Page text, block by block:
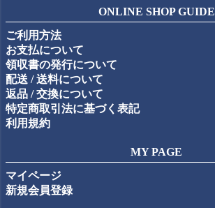
ONLINE SHOP GUIDE
ご利用方法
お支払について
領収書の発行について
配送 / 送料について
返品 / 交換について
特定商取引法に基づく表記
利用規約
MY PAGE
マイページ
新規会員登録